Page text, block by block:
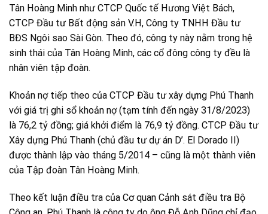
Tân Hoàng Minh như CTCP Quốc tế Hương Việt Bách,
CTCP Đầu tư Bất động sản V.H, Công ty TNHH Đầu tư
BĐS Ngôi sao Sài Gòn. Theo đó, công ty này nằm trong hệ
sinh thái của Tân Hoàng Minh, các cổ đông công ty đều là
nhân viên tập đoàn.
Khoản nợ tiếp theo của CTCP Đầu tư xây dựng Phú Thanh
với giá trị ghi sổ khoản nợ (tạm tính đến ngày 31/8/2023)
là 76,2 tỷ đồng; giá khởi điểm là 76,9 tỷ đồng. CTCP Đầu tư
Xây dựng Phú Thanh (chủ đầu tư dự án D’. El Dorado II)
được thành lập vào tháng 5/2014 – cũng là một thành viên
của Tập đoàn Tân Hoàng Minh.
Theo kết luận điều tra của Cơ quan Cảnh sát điều tra Bộ